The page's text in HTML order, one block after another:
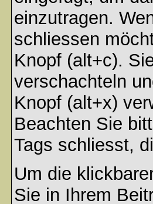
einzutragen.
schliessen
Knopf (alt+c).
verschachteln
Knopf (alt+x)
Beachten Sie
Tags schliesst,
Um die
Sie in Ihrem